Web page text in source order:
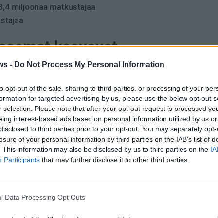
- Do Not Process My Personal Information
opt-out of the sale, sharing to third parties, or processing of your
for targeted advertising by us, please use the below opt-out
selection. Please note that after your opt-out request is processed
interest-based ads based on personal information utilized by us
to third parties prior to your opt-out. You may separately
of your personal information by third parties on the IAB’s list of
This information may also be disclosed by us to third parties on the
Participants that may further disclose it to other third parties.
Data Processing Opt Outs
miljoonaa matkustajaa
kasvavat
suuret lentoasemat ovat hyötyneet matkailun
nopeasti viime vuosina, kun taas
vahvana. Turkish Airlinesin globaalina solmukohtana se
rinnalle Euroopan vilkkaimpana lentoasemana.
kymmenen vilkkaimman lentoaseman joukkoon.
Euroopan merkittävän kansainvälisen
solmukohdat.